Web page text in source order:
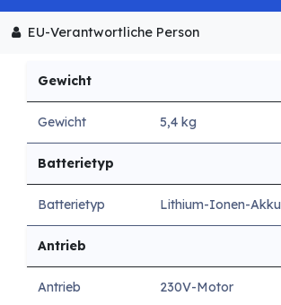
EU-Verantwortliche Person
Gewicht
Gewicht 5,4 kg
Batterietyp
Batterietyp Lithium-Ionen-Akku
Antrieb
Antrieb 230V-Motor